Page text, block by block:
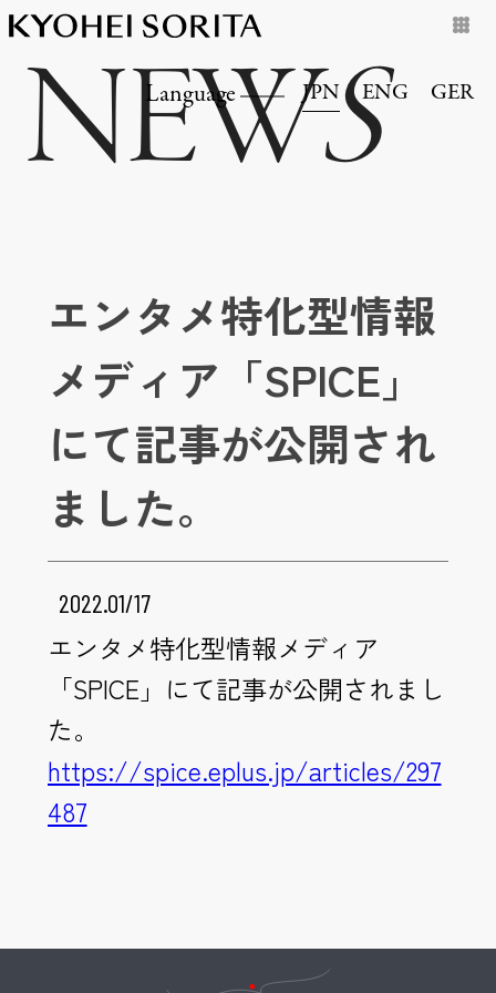
Language JPN ENG GER
NEWS
エンタメ特化型情報
メディア「SPICE」
にて記事が公開され
ました。
2022.01/17
エンタメ特化型情報メディア
「SPICE」にて記事が公開されまし
た。
https://spice.eplus.jp/articles/297
487